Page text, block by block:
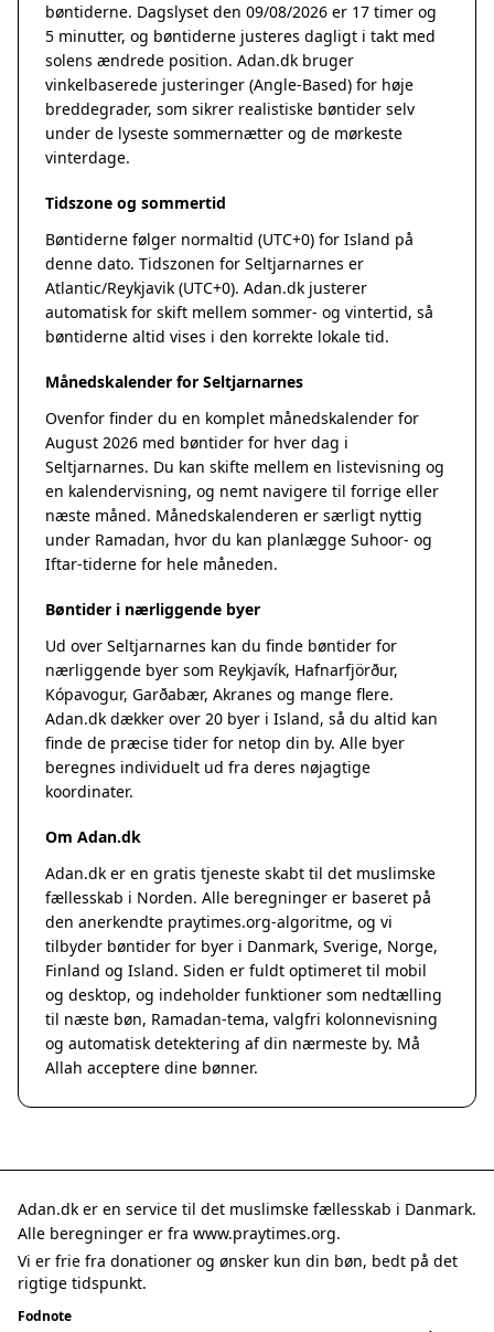
bøntiderne. Dagslyset den 09/08/2026 er 17 timer og
5 minutter, og bøntiderne justeres dagligt i takt med
solens ændrede position. Adan.dk bruger
vinkelbaserede justeringer (Angle-Based) for høje
breddegrader, som sikrer realistiske bøntider selv
under de lyseste sommernætter og de mørkeste
vinterdage.
Tidszone og sommertid
Bøntiderne følger normaltid (UTC+0) for Island på
denne dato. Tidszonen for Seltjarnarnes er
Atlantic/Reykjavik (UTC+0). Adan.dk justerer
automatisk for skift mellem sommer- og vintertid, så
bøntiderne altid vises i den korrekte lokale tid.
Månedskalender for Seltjarnarnes
Ovenfor finder du en komplet månedskalender for
August 2026 med bøntider for hver dag i
Seltjarnarnes. Du kan skifte mellem en listevisning og
en kalendervisning, og nemt navigere til forrige eller
næste måned. Månedskalenderen er særligt nyttig
under Ramadan, hvor du kan planlægge Suhoor- og
Iftar-tiderne for hele måneden.
Bøntider i nærliggende byer
Ud over Seltjarnarnes kan du finde bøntider for
nærliggende byer som Reykjavík, Hafnarfjörður,
Kópavogur, Garðabær, Akranes og mange flere.
Adan.dk dækker over 20 byer i Island, så du altid kan
finde de præcise tider for netop din by. Alle byer
beregnes individuelt ud fra deres nøjagtige
koordinater.
Om Adan.dk
Adan.dk er en gratis tjeneste skabt til det muslimske
fællesskab i Norden. Alle beregninger er baseret på
den anerkendte praytimes.org-algoritme, og vi
tilbyder bøntider for byer i Danmark, Sverige, Norge,
Finland og Island. Siden er fuldt optimeret til mobil
og desktop, og indeholder funktioner som nedtælling
til næste bøn, Ramadan-tema, valgfri kolonnevisning
og automatisk detektering af din nærmeste by. Må
Allah acceptere dine bønner.
Adan.dk er en service til det muslimske fællesskab i Danmark.
Alle beregninger er fra www.praytimes.org.
Vi er frie fra donationer og ønsker kun din bøn, bedt på det
rigtige tidspunkt.
Fodnote